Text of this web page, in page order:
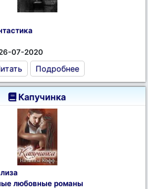
07-2020
Подробнее
Капучинка
любовные романы